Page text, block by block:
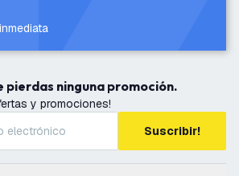
pierdas ninguna promoción.
y promociones!
Suscribir!